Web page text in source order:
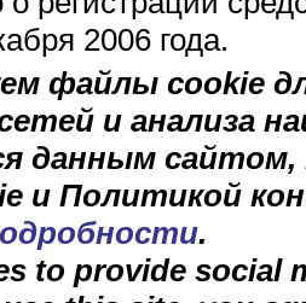
2006 года.
файлы cookie
и анализа
данным
и Политикой
.
to provide social